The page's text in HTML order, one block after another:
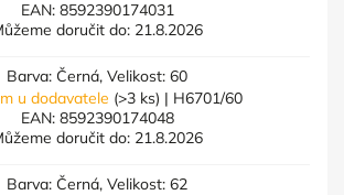
EAN: 8592390174031
doručit do: 21.8.2026
Barva: Černá, Velikost: 60
u dodavatele (>3 ks) | H6701/60
EAN: 8592390174048
doručit do: 21.8.2026
Barva: Černá, Velikost: 62